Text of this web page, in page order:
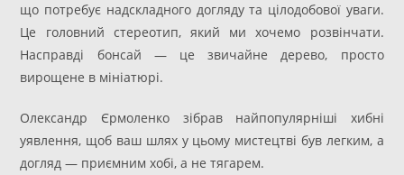
що потребує надскладного догляду та цілодобової уваги.
Це головний стереотип, який ми хочемо розвінчати.
Насправді бонсай — це звичайне дерево, просто
вирощене в мініатюрі.
Олександр Єрмоленко зібрав найпопулярніші хибні
уявлення, щоб ваш шлях у цьому мистецтві був легким, а
догляд — приємним хобі, а не тягарем.